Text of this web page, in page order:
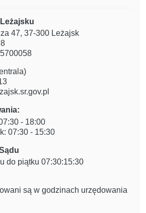
47, 37-300 Leżajsk
- 18:00
07:30 - 15:30
do piątku 07:30:15:30
są w godzinach urzędowania